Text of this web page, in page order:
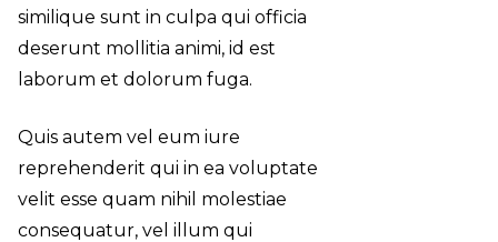
similique sunt in culpa qui officia
deserunt mollitia animi, id est
laborum et dolorum fuga.
Quis autem vel eum iure
reprehenderit qui in ea voluptate
velit esse quam nihil molestiae
consequatur, vel illum qui